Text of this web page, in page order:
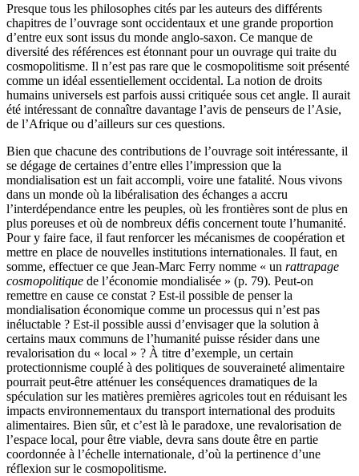
Presque tous les philosophes cités par les auteurs des différents
chapitres de l’ouvrage sont occidentaux et une grande proportion
d’entre eux sont issus du monde anglo-saxon. Ce manque de
diversité des références est étonnant pour un ouvrage qui traite du
cosmopolitisme. Il n’est pas rare que le cosmopolitisme soit présenté
comme un idéal essentiellement occidental. La notion de droits
humains universels est parfois aussi critiquée sous cet angle. Il aurait
été intéressant de connaître davantage l’avis de penseurs de l’Asie,
de l’Afrique ou d’ailleurs sur ces questions.
Bien que chacune des contributions de l’ouvrage soit intéressante, il
se dégage de certaines d’entre elles l’impression que la
mondialisation est un fait accompli, voire une fatalité. Nous vivons
dans un monde où la libéralisation des échanges a accru
l’interdépendance entre les peuples, où les frontières sont de plus en
plus poreuses et où de nombreux défis concernent toute l’humanité.
Pour y faire face, il faut renforcer les mécanismes de coopération et
mettre en place de nouvelles institutions internationales. Il faut, en
somme, effectuer ce que Jean-Marc Ferry nomme « un rattrapage
cosmopolitique de l’économie mondialisée » (p. 79). Peut-on
remettre en cause ce constat ? Est-il possible de penser la
mondialisation économique comme un processus qui n’est pas
inéluctable ? Est-il possible aussi d’envisager que la solution à
certains maux communs de l’humanité puisse résider dans une
revalorisation du « local » ? À titre d’exemple, un certain
protectionnisme couplé à des politiques de souveraineté alimentaire
pourrait peut-être atténuer les conséquences dramatiques de la
spéculation sur les matières premières agricoles tout en réduisant les
impacts environnementaux du transport international des produits
alimentaires. Bien sûr, et c’est là le paradoxe, une revalorisation de
l’espace local, pour être viable, devra sans doute être en partie
coordonnée à l’échelle internationale, d’où la pertinence d’une
réflexion sur le cosmopolitisme.